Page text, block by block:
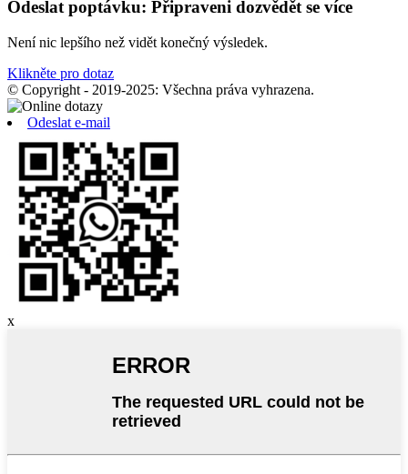
Odeslat poptávku: Připraveni dozvědět se více
Není nic lepšího než vidět konečný výsledek.
Klikněte pro dotaz
© Copyright - 2019-2025: Všechna práva vyhrazena.
Odeslat e-mail
x